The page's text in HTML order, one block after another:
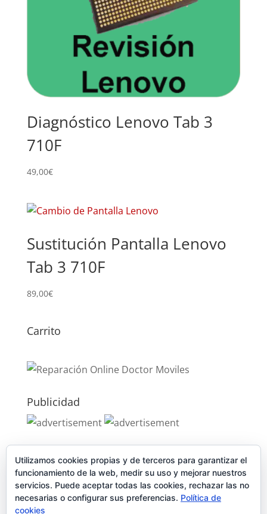
Diagnóstico Lenovo Tab 3
710F
49,00€
Sustitución Pantalla Lenovo
Tab 3 710F
89,00€
Carrito
Publicidad
Publicidad
Utilizamos cookies propias y de terceros para garantizar el
funcionamiento de la web, medir su uso y mejorar nuestros
servicios. Puede aceptar todas las cookies, rechazar las no
necesarias o configurar sus preferencias. Política de
cookies